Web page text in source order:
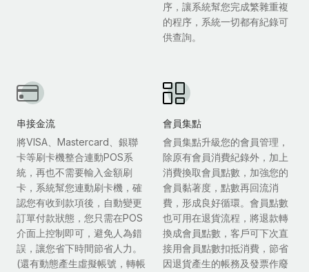
序，讓系統幫您完成繁雜重複
的程序，系統一切都有紀錄可
供查詢。
串接金流
將VISA、Mastercard、銀聯
卡等刷卡機整合連動POS系
統，再也不需要輸入金額刷
卡，系統幫您連動刷卡機，確
認您有收到款項後，自動變更
訂單付款狀態，您只需在POS
介面上控制即可，避免人為錯
誤，讓您省下時間節省人力。
(還有動態產生虛擬帳號，轉帳
會員集點
會員集點升級您的會員管理，
除原有會員消費紀錄外，加上
消費換取會員點數，加強您的
會員黏著度，點數再回流消
費，形成良好循環。會員點數
也可用在退貨流程，將退款轉
換成會員點數，客戶可下次直
接用會員點數扣抵消費，節省
因退貨產生的帳務及發票作廢